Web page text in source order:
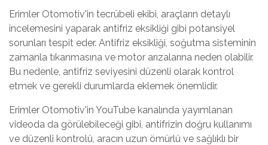
Erimler Otomotiv'in tecrübeli ekibi, araçların detaylı
incelemesini yaparak antifriz eksikliği gibi potansiyel
sorunları tespit eder. Antifriz eksikliği, soğutma sisteminin
zamanla tıkanmasına ve motor arızalarına neden olabilir.
Bu nedenle, antifriz seviyesini düzenli olarak kontrol
etmek ve gerekli durumlarda eklemek önemlidir.
Erimler Otomotiv'in YouTube kanalında yayımlanan
videoda da görülebileceği gibi, antifrizin doğru kullanımı
ve düzenli kontrolü, aracın uzun ömürlü ve sağlıklı bir